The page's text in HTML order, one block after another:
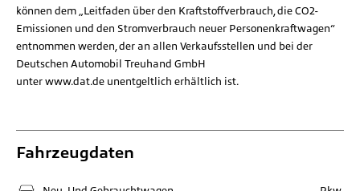
können dem „Leitfaden über den Kraftstoffverbrauch, die CO2-
Emissionen und den Stromverbrauch neuer Personenkraftwagen“
entnommen werden, der an allen Verkaufsstellen und bei der
Deutschen Automobil Treuhand GmbH
unter www.dat.de unentgeltlich erhältlich ist.
Fahrzeugdaten